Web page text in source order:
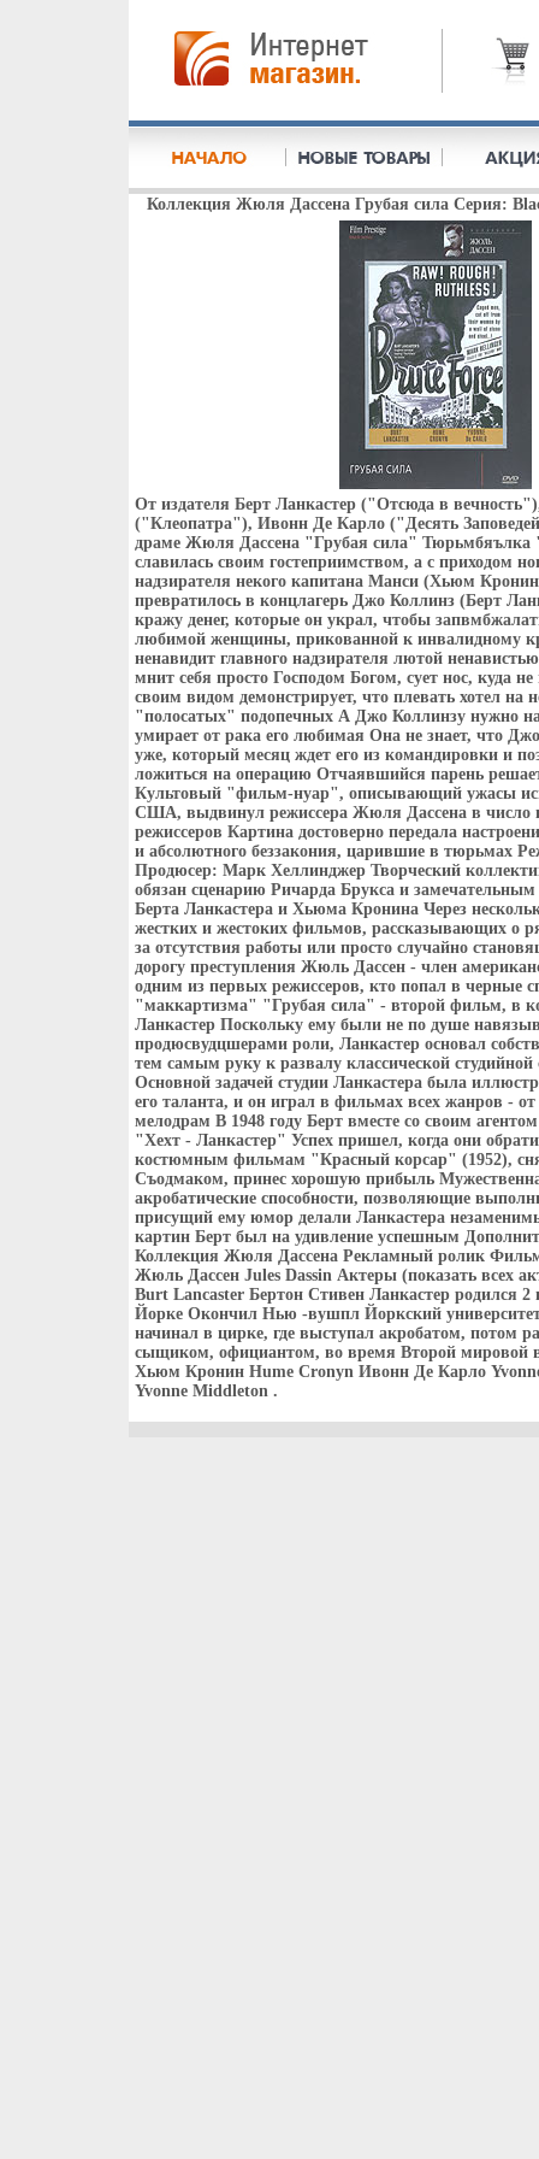
Коллекция Жюля Дассена Грубая сила Серия:
От издателя Берт Ланкастер ("Отсюда в
("Клеопатра"), Ивонн Де Карло ("Десять
драме Жюля Дассена "Грубая сила" Тюрьмбяълка
славилась своим гостеприимством, а с приходом
надзирателя некого капитана Манси (Хьюм
превратилось в концлагерь Джо Коллинз (Берт
кражу денег, которые он украл, чтобы
любимой женщины, прикованной к инвалидному
ненавидит главного надзирателя лютой
мнит себя просто Господом Богом, сует нос, куда
своим видом демонстрирует, что плевать хотел на
"полосатых" подопечных А Джо Коллинзу нужно на
умирает от рака его любимая Она не знает, что
уже, который месяц ждет его из командировки и
ложиться на операцию Отчаявшийся парень
Культовый "фильм-нуар", описывающий ужасы
США, выдвинул режиссера Жюля Дассена в число
режиссеров Картина достоверно передала
и абсолютного беззакония, царившие в тюрьмах
Продюсер: Марк Хеллинджер Творческий
обязан сценарию Ричарда Брукса и
Берта Ланкастера и Хьюма Кронина Через
жестких и жестоких фильмов, рассказывающих о
за отсутствия работы или просто случайно
дорогу преступления Жюль Дассен - член
одним из первых режиссеров, кто попал в черные
"маккартизма" "Грубая сила" - второй фильм, в
Ланкастер Поскольку ему были не по душе
продюсвудцшерами роли, Ланкастер основал
тем самым руку к развалу классической
Основной задачей студии Ланкастера была
его таланта, и он играл в фильмах всех жанров - от
мелодрам В 1948 году Берт вместе со своим
"Хехт - Ланкастер" Успех пришел, когда они
костюмным фильмам "Красный корсар" (1952),
Съодмаком, принес хорошую прибыль
акробатические способности, позволяющие
присущий ему юмор делали Ланкастера
картин Берт был на удивление успешным
Коллекция Жюля Дассена Рекламный ролик
Жюль Дассен Jules Dassin Актеры (показать всех
Burt Lancaster Бертон Стивен Ланкастер родился
Йорке Окончил Нью -вушпл Йоркский
начинал в цирке, где выступал акробатом, потом
сыщиком, официантом, во время Второй мировой
Хьюм Кронин Hume Cronyn Ивонн Де Карло
Yvonne Middleton .